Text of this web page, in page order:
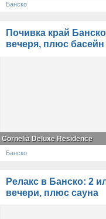
Банско
Почивка край
вечеря, плюс басейн
Cornelia Deluxe Residence
Банско
Релакс в Банско: 2
вечери, плюс сауна